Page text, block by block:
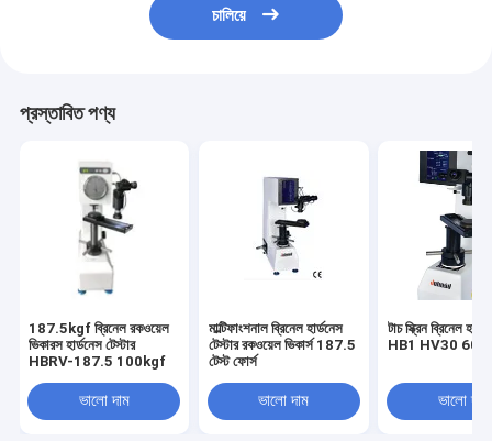
চালিয়ে
প্রস্তাবিত পণ্য
187.5kgf ব্রিনেল রকওয়েল
ভিকারস হার্ডনেস টেস্টার
HBRV-187.5 100kgf
ভালো দাম
মাল্টিফাংশনাল ব্রিনেল হার্ডনেস
টেস্টার রকওয়েল ভিকার্স 187.5
টেস্ট ফোর্স
ভালো দাম
টাচ স্ক্রিন ব্রিনেল
HB1 HV30
ভালো দাম